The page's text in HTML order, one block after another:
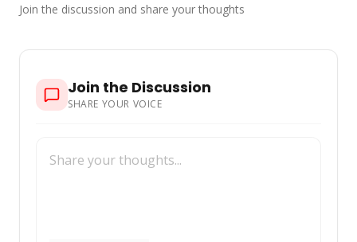
Join the discussion and share your thoughts
Join the Discussion
SHARE YOUR VOICE